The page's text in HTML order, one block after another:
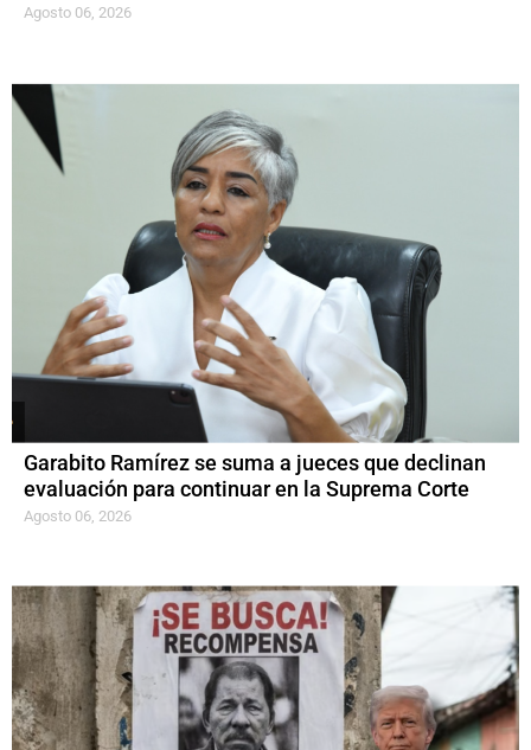
Agosto 06, 2026
Garabito Ramírez se suma a jueces que declinan
evaluación para continuar en la Suprema Corte
Agosto 06, 2026